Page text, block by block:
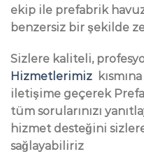
ekip ile prefabrik
benzersiz bir şekilde
Sizlere kaliteli,
Hizmetlerimiz
iletişime geçerek
tüm sorularınızı
hizmet desteğini
sağlayabiliriz